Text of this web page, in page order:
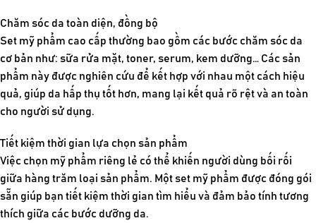
Chăm sóc da toàn diện, đồng bộ
Set mỹ phẩm cao cấp thường bao gồm các bước chăm sóc da
cơ bản như: sữa rửa mặt, toner, serum, kem dưỡng… Các sản
phẩm này được nghiên cứu để kết hợp với nhau một cách hiệu
quả, giúp da hấp thụ tốt hơn, mang lại kết quả rõ rệt và an toàn
cho người sử dụng.
Tiết kiệm thời gian lựa chọn sản phẩm
Việc chọn mỹ phẩm riêng lẻ có thể khiến người dùng bối rối
giữa hàng trăm loại sản phẩm. Một set mỹ phẩm được đóng gói
sẵn giúp bạn tiết kiệm thời gian tìm hiểu và đảm bảo tính tương
thích giữa các bước dưỡng da.